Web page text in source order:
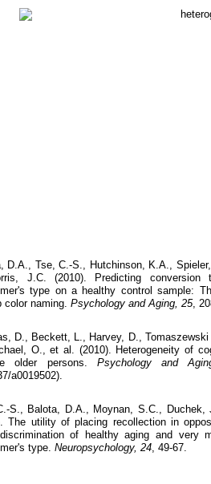
D.A., Tse, C.-S., Hutchinson, K.A.,
J.C. (2010). Predicting
type on a healthy control sample:
color naming. Psychology and Aging, 25,
D., Beckett, L., Harvey, D.,
O., et al. (2010). Heterogeneity of
older persons. Psychology and
a0019502).
S., Balota, D.A., Moynan, S.C., Duchek,
The utility of placing recollection in
of healthy aging and very
type. Neuropsychology, 24, 49-67.